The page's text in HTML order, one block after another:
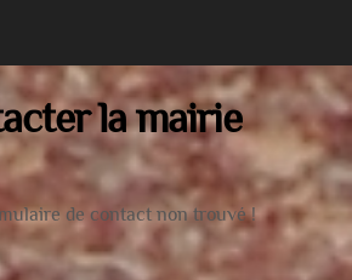
la mairie
de contact non trouvé !